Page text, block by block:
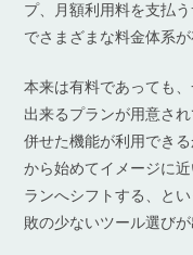
プ、月額利用料を支払
でさまざまな料金体系が
本来は有料であっても
出来るプランが用意さ
併せた機能が利用でき
から始めてイメージに
ランへシフトする、と
敗の少ないツール選びが